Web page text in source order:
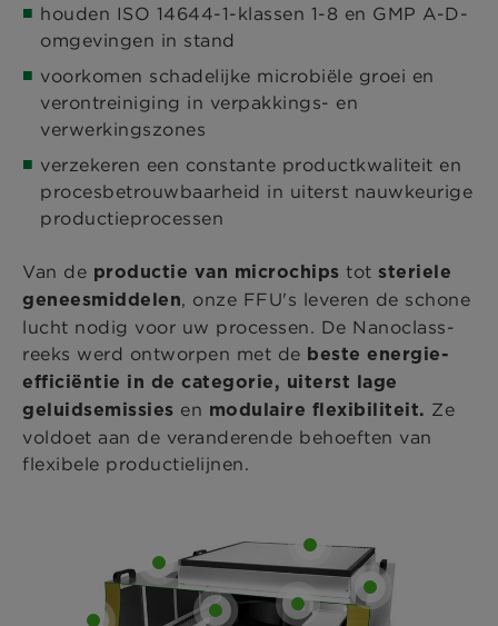
houden ISO 14644-1-klassen 1-8 en GMP A-D-
omgevingen in stand
voorkomen schadelijke microbiële groei en
verontreiniging in verpakkings- en
verwerkingszones
verzekeren een constante productkwaliteit en
procesbetrouwbaarheid in uiterst nauwkeurige
productieprocessen
Van de productie van microchips tot steriele
geneesmiddelen, onze FFU's leveren de schone
lucht nodig voor uw processen. De Nanoclass-
reeks werd ontworpen met de beste energie-
efficiëntie in de categorie, uiterst lage
geluidsemissies en modulaire flexibiliteit. Ze
voldoet aan de veranderende behoeften van
flexibele productielijnen.